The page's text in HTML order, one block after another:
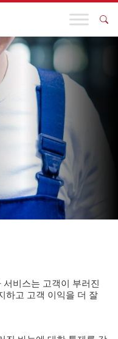
비스는 고객이 부러진
하고 고객 이익을 더 잘